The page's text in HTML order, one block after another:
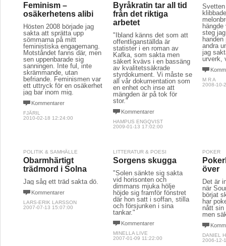
Feminism –
osäkerhetens alibi
Hösten 2008 började jag
sakta att sprätta upp
sömmarna på mitt
feministiska engagemang.
Motståndet fanns där, men
sen uppenbarade sig
sanningen. Inte ful, inte
skrämmande, utan
befriande. Feminismen var
ett uttryck för en osäkerhet
jag bar inom mig.
Kommentarer
FJÄRIL
2010-02-18 12:24:00
Byråkratin tar all tid
från det riktiga
arbetet
"Ibland känns det som att
offentliganställda är
statister i en roman av
Kafka, som sakta men
säkert kvävs i en bassäng
av kvalitetssäkrade
styrdokument. Vi måste se
all vår dokumentation som
en enhet och inse att
mängden är på tok för
stor."
Kommentarer
HAMPUS ENGQVIST
2009-01-13 17:02:00
steg
andra
jag
urverk,
M R A
2008-10-
POLITIK & SAMHÄLLE
Obarmhärtigt
trädmord i Solna
Jag såg ett träd sakta dö.
Kommentarer
LARS-ERIK LARSSON
2007-07-13 15:07:00
LITTERATUR & POESI
Sorgens skugga
"Solen sänkte sig sakta
vid horisonten och
dimmans mjuka hölje
höjde sig framför fönstret
där hon satt i soffan, stilla
och försjunken i sina
tankar."
Kommentarer
MINELLA LIVE
2007-01-09 11:22:00
POKER
över
Det är
när
börjat
har
nått sin
men
DANIEL
2006-12-